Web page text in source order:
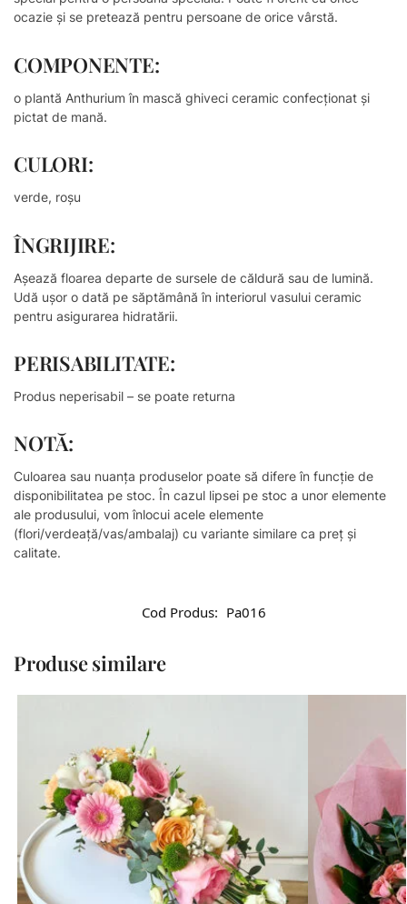
ocazie și se pretează pentru persoane de orice vârstă.
COMPONENTE:
o plantă Anthurium în mască ghiveci ceramic confecționat și
pictat de mană.
CULORI:
verde, roșu
ÎNGRIJIRE:
Așează floarea departe de sursele de căldură sau de lumină.
Udă ușor o dată pe săptămână în interiorul vasului ceramic
pentru asigurarea hidratării.
PERISABILITATE:
Produs neperisabil – se poate returna
NOTĂ:
Culoarea sau nuanța produselor poate să difere în funcție de
disponibilitatea pe stoc. În cazul lipsei pe stoc a unor elemente
ale produsului, vom înlocui acele elemente
(flori/verdeață/vas/ambalaj) cu variante similare ca preț și
calitate.
Cod Produs: Pa016
Produse similare